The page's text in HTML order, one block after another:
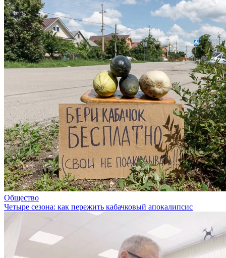
Общество
Четыре сезона: как пережить кабачковый апокалипсис